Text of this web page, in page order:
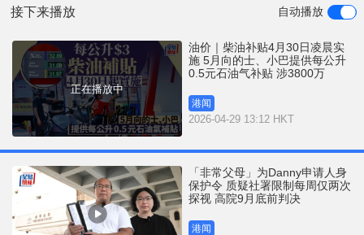
接下来播放 自动播放
正在播放中
油价｜柴油补贴4月30日凌晨实
施 5月向的士、小巴提供每公升
0.5元石油气补贴 涉3800万
港闻
2026-04-29 13:12 HKT
「非常父母」为Danny申请人身
保护令 质疑社署限制每周仅两次
探视 高院9月底前判决
港闻